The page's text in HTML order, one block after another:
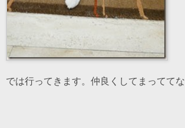
では行ってきます。仲良くしてまっててな